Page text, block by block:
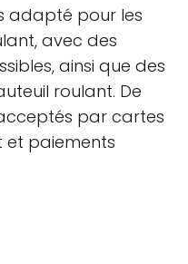
adapté pour les
avec des
ainsi que des
roulant. De
par cartes
et paiements